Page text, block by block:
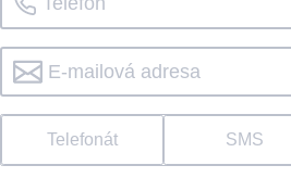
Telefonát SMS